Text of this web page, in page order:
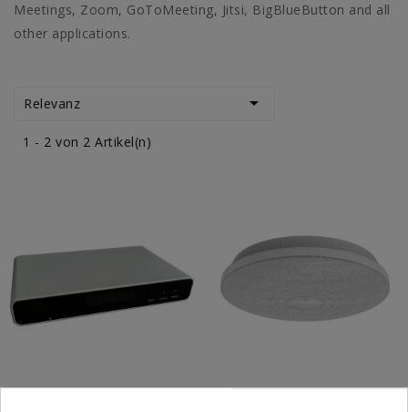
Meetings, Zoom, GoToMeeting, Jitsi, BigBlueButton and all
other applications.
Relevanz 
1 - 2 von 2 Artikel(n)